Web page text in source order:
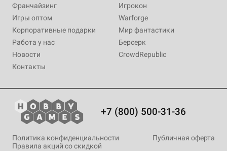
Франчайзинг
Игры оптом
Корпоративные подарки
Работа у нас
Новости
Контакты
Игрокон
Warforge
Мир фантастики
Берсерк
CrowdRepublic
+7 (800) 500-31-36
Политика конфиденциальности
Публичная оферта
Правила акций со скидкой